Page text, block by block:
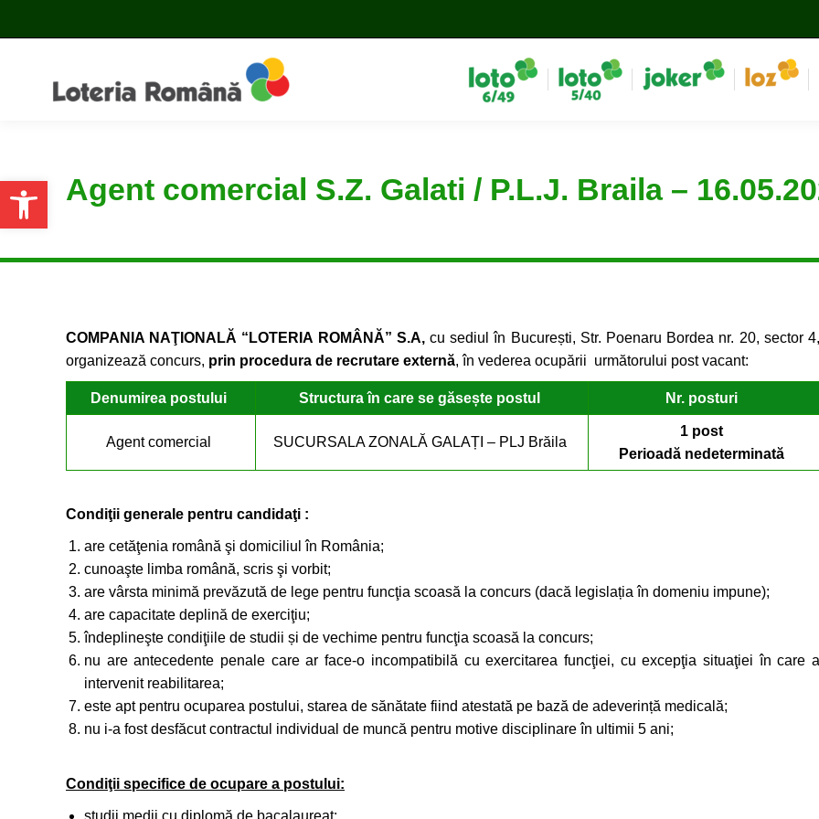
Open toolbarAgent comercial S.Z. Galati / P.L.J. Braila –
COMPANIA NAŢIONALĂ “LOTERIA ROMÂNĂ” S.A,cu sediul în București, Str. Poenaru Bordea nr. 20, sector
organizează concurs, prin procedura de recrutare externă, în vederea ocupării următorului post vacant:
Denumirea postului Structura în care se găsește postul Nr. posturi
Agent comercial SUCURSALA ZONALĂ GALAȚI – PLJ Brăila
1 post
Perioadă nedeterminată
Condiţii generale pentru candidaţi :
are cetăţenia română şi domiciliul în România;
cunoaşte limba română, scris şi vorbit;
are vârsta minimă prevăzută de lege pentru funcţia scoasă la concurs (dacă legislația în domeniu impune);
are capacitate deplină de exerciţiu;
îndeplineşte condiţiile de studii și de vechime pentru funcţia scoasă la concurs;
nu are antecedente penale care ar face-o incompatibilă cu exercitarea funcţiei, cu excepţia situaţiei în care a
intervenit reabilitarea;
este apt pentru ocuparea postului, starea de sănătate fiind atestată pe bază de adeverință medicală;
nu i-a fost desfăcut contractul individual de muncă pentru motive disciplinare în ultimii 5 ani;
Condiţii specifice de ocupare a postului:
studii medii cu diplomă de bacalaureat;